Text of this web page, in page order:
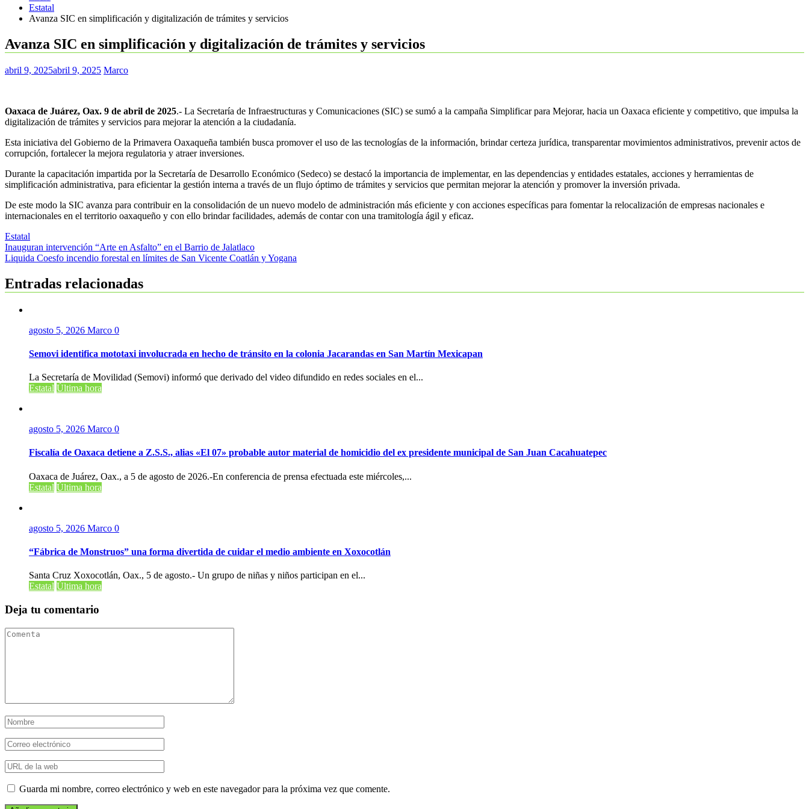
Estatal
Avanza SIC en simplificación y digitalización de trámites y servicios
Avanza SIC en simplificación y digitalización de trámites y servicios
abril 9, 2025abril 9, 2025 Marco
Oaxaca de Juárez, Oax. 9 de abril de 2025.- La Secretaría de Infraestructuras y Comunicaciones (SIC) se sumó a la campaña Simplificar para Mejorar, hacia un Oaxaca eficiente y competitivo, que impulsa la
digitalización de trámites y servicios para mejorar la atención a la ciudadanía.
Esta iniciativa del Gobierno de la Primavera Oaxaqueña también busca promover el uso de las tecnologías de la información, brindar certeza jurídica, transparentar movimientos administrativos, prevenir actos de
corrupción, fortalecer la mejora regulatoria y atraer inversiones.
Durante la capacitación impartida por la Secretaría de Desarrollo Económico (Sedeco) se destacó la importancia de implementar, en las dependencias y entidades estatales, acciones y herramientas de
simplificación administrativa, para eficientar la gestión interna a través de un flujo óptimo de trámites y servicios que permitan mejorar la atención y promover la inversión privada.
De este modo la SIC avanza para contribuir en la consolidación de un nuevo modelo de administración más eficiente y con acciones específicas para fomentar la relocalización de empresas nacionales e
internacionales en el territorio oaxaqueño y con ello brindar facilidades, además de contar con una tramitología ágil y eficaz.
Estatal
Navegación
de
entradas
Inauguran intervención “Arte en Asfalto” en el Barrio de Jalatlaco
Liquida Coesfo incendio forestal en límites de San Vicente Coatlán y Yogana
Entradas relacionadas
agosto 5, 2026 Marco 0
Semovi identifica mototaxi involucrada en hecho de tránsito en la colonia Jacarandas en San Martín Mexicapan
La Secretaría de Movilidad (Semovi) informó que derivado del video difundido en redes sociales en el...
Estatal Última hora
agosto 5, 2026 Marco 0
Fiscalía de Oaxaca detiene a Z.S.S., alias «El 07» probable autor material de homicidio del ex presidente municipal de San Juan Cacahuatepec
Oaxaca de Juárez, Oax., a 5 de agosto de 2026.-En conferencia de prensa efectuada este miércoles,...
Estatal Última hora
agosto 5, 2026 Marco 0
“Fábrica de Monstruos” una forma divertida de cuidar el medio ambiente en Xoxocotlán
Santa Cruz Xoxocotlán, Oax., 5 de agosto.- Un grupo de niñas y niños participan en el...
Estatal Última hora
Deja tu comentario
Guarda mi nombre, correo electrónico y web en este navegador para la próxima vez que comente.